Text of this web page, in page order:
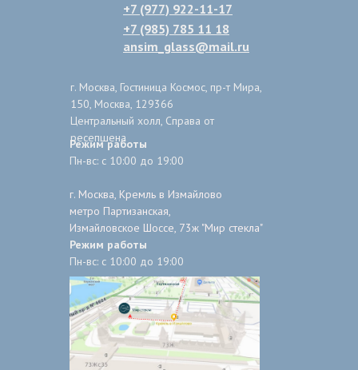
+7 (985) 785 11 18
г. Москва, Гостиница Космос, пр-т Мира,
150, Москва, 129366
Центральный холл, Справа от
ресепшена
Режим работы
Пн-вс: с 10:00 до 19:00
г. Москва, Кремль в Измайлово
метро Партизанская,
Измайловское Шоссе, 73ж "Мир стекла"
Режим работы
Пн-вс: с 10:00 до 19:00
ansim_glass@mail.ru
+7 (977) 922-11-17